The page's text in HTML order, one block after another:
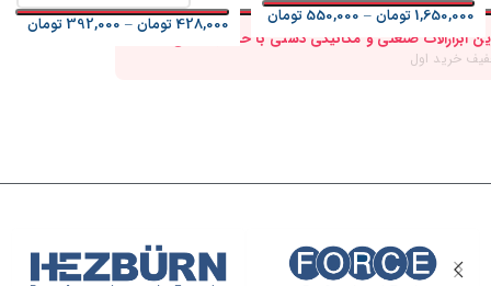
1,650,000 تومان –
550,000 تومان 428,000 تومان –
392,000 تومان